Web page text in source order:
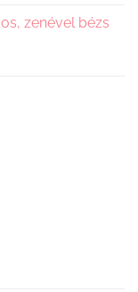
zenével bézs